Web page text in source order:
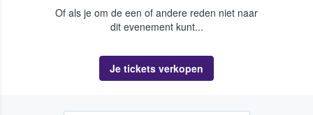
Of als je om de een of andere reden niet naar
dit evenement kunt...
Je tickets verkopen